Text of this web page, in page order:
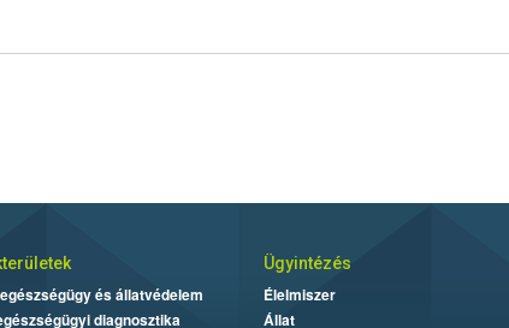
és állatvédelem
diagnosztika
Ügyintézés
Élelmiszer
Állat